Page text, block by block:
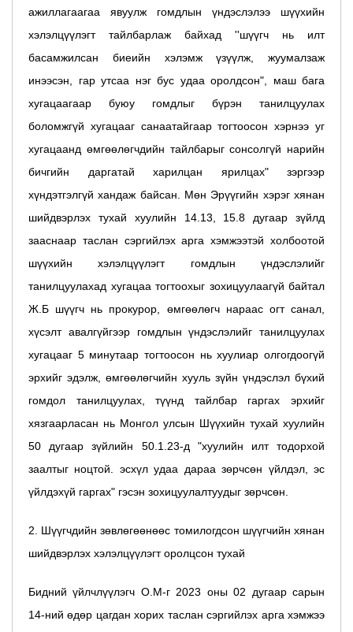
ажиллагаагаа явуулж гомдлын үндэслэлээ шүүхийн
хэлэлцүүлэгт тайлбарлаж байхад ''шүүгч нь илт
басамжилсан биеийн хэлэмж үзүүлж, жуумалзаж
инээсэн, гар утсаа нэг бус удаа оролдсон", маш бага
хугацаагаар буюу гомдлыг бүрэн танилцуулах
боломжгүй хугацааг санаатайгаар тогтоосон хэрнээ уг
хугацаанд өмгөөлөгчдийн тайлбарыг сонсолгүй нарийн
бичгийн даргатай харилцан ярилцах" зэргээр
хүндэтгэлгүй хандаж байсан. Мөн Эрүүгийн хэрэг хянан
шийдвэрлэх тухай хуулийн 14.13, 15.8 дугаар зүйлд
зааснаар таслан сэргийлэх арга хэмжээтэй холбоотой
шүүхийн хэлэлцүүлэгт гомдлын үндэслэлийг
танилцуулахад хугацаа тогтоохыг зохицуулаагүй байтал
Ж.Б шүүгч нь прокурор, өмгөөлөгч нараас огт санал,
хүсэлт авалгүйгээр гомдлын үндэслэлийг танилцуулах
хугацааг 5 минутаар тогтоосон нь хуулиар олгогдоогүй
эрхийг эдэлж, өмгөөлөгчийн хууль зүйн үндэслэл бүхий
гомдол танилцуулах, түүнд тайлбар гаргах эрхийг
хязгаарласан нь Монгол улсын Шүүхийн тухай хуулийн
50 дугаар зүйлийн 50.1.23-д "хуулийн илт тодорхой
заалтыг ноцтой. эсхүл удаа дараа зөрчсөн үйлдэл, эс
үйлдэхүй гаргах" гэсэн зохицуулалтуудыг зөрчсөн.
2. Шүүгчдийн зөвлөгөөнөөс томилогдсон шүүгчийн хянан
шийдвэрлэх хэлэлцүүлэгт оролцсон тухай
Бидний үйлчлүүлэгч О.М-г 2023 оны 02 дугаар сарын
14-ний өдөр цагдан хорих таслан сэргийлэх арга хэмжээ